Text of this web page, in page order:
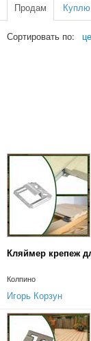
Продам Куплю
Сортировать по:
Кляймер крепеж
Колпино
Игорь Корзун